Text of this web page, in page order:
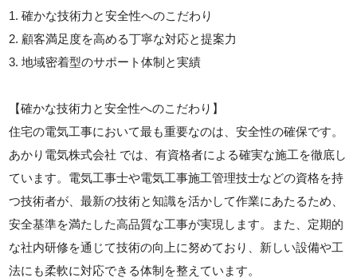
1. 確かな技術力と安全性へのこだわり
2. 顧客満足度を高める丁寧な対応と提案力
3. 地域密着型のサポート体制と実績
【確かな技術力と安全性へのこだわり】
住宅の電気工事において最も重要なのは、安全性の確保です。
あかり電気株式会社 では、有資格者による確実な施工を徹底し
ています。電気工事士や電気工事施工管理技士などの資格を持
つ技術者が、最新の技術と知識を活かして作業にあたるため、
安全基準を満たした高品質な工事が実現します。また、定期的
な社内研修を通じて技術の向上に努めており、新しい設備や工
法にも柔軟に対応できる体制を整えています。